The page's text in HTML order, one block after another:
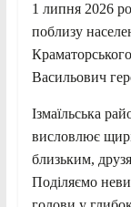
1 липня 2026
поблизу
Васильович
Ізмаїльська
висловлює
близьким,
Поділяємо